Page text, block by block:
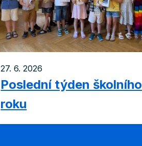
27. 6. 2026
Poslední týden školního
roku